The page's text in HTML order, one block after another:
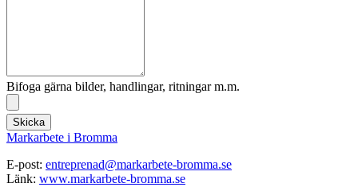
Bifoga gärna bilder, handlingar, ritningar m.m.
Skicka
Markarbete i Bromma
E-post: entreprenad@markarbete-bromma.se
Länk: www.markarbete-bromma.se